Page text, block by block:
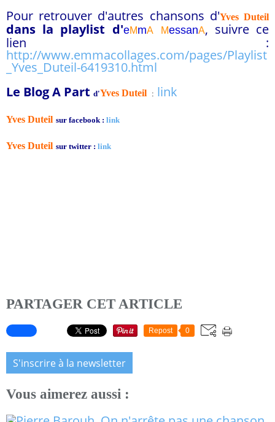
Pour retrouver d'autres chansons d'Yves Duteil
dans la playlist d'eMmA MessanA, suivre ce
lien :
http://www.emmacollages.com/pages/Playlist
_Yves_Duteil-6419310.html
Le Blog A Part d'Yves Duteil : link
Yves Duteil sur facebook : link
Yves Duteil sur twitter : link
PARTAGER CET ARTICLE
Repost 0
S'inscrire à la newsletter
Vous aimerez aussi :